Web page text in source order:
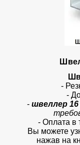
-
-
- швеллер 16
- Оплата в
Вы можете
нажав на